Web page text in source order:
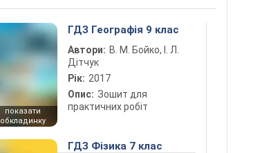
показати
обкладинку
ГДЗ Географія 9 клас
Автори: В. М. Бойко, І. Л.
Дітчук
Рік: 2017
Опис: Зошит для
практичних робіт
ГДЗ Фізика 7 клас